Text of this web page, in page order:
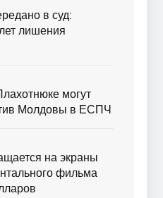
в суд:
лишения
могут
Молдовы в ЕСПЧ
на экраны
фильма